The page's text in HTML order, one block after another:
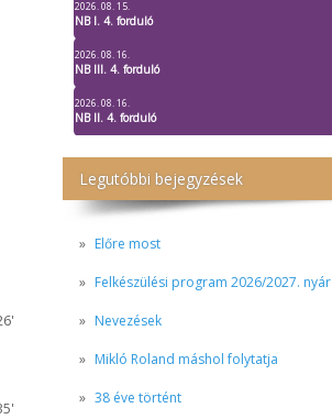
2026. 08. 15.
NB I. 4. forduló
2026. 08. 16.
NB III. 4. forduló
2026. 08. 16.
NB II. 4. forduló
Legutóbbi bejegyzések
Előre most
Felkészülési program 2026/2027. nyár
Nevezések
Mikló Roland máshol folytatja
38 éve történt